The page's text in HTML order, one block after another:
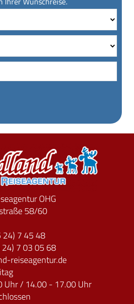
OHG
58/60
24) 7 45 48
24) 7 03 05 68
reiseagentur.de
Uhr / 14.00 - 17.00 Uhr